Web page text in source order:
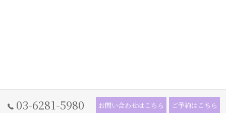
03-6281-5980 お問い合わせはこちら ご予約はこちら